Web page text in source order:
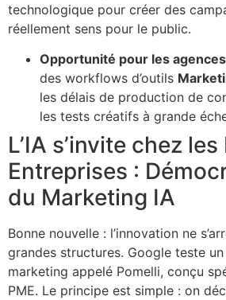
technologique pour créer des
réellement sens pour le public.
Opportunité pour les
des workflows d’outils
les délais de production de
les tests créatifs à grande
L’IA s’invite chez
Entreprises :
du Marketing IA
Bonne nouvelle : l’innovation ne
grandes structures. Google teste
marketing appelé Pomelli, conçu
PME. Le principe est simple : on